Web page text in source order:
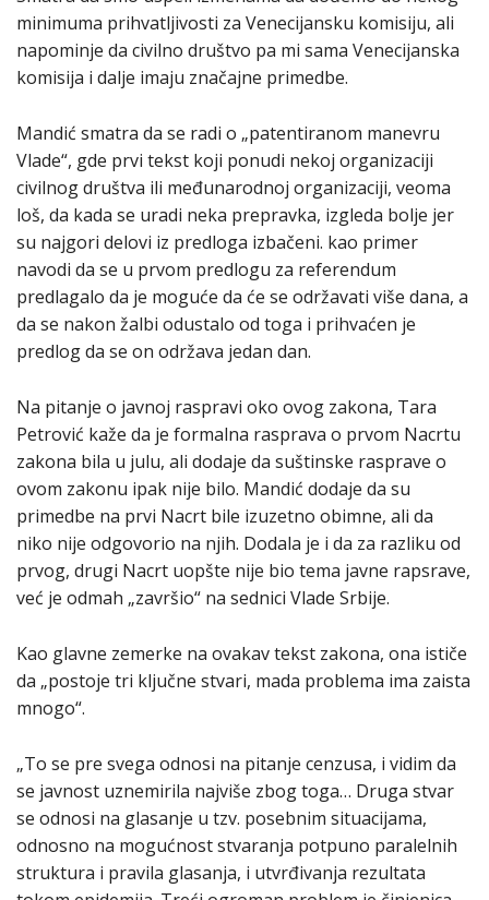
minimuma prihvatljivosti za Venecijansku komisiju, ali
napominje da civilno društvo pa mi sama Venecijanska
komisija i dalje imaju značajne primedbe.
Mandić smatra da se radi o „patentiranom manevru
Vlade“, gde prvi tekst koji ponudi nekoj organizaciji
civilnog društva ili međunarodnoj organizaciji, veoma
loš, da kada se uradi neka prepravka, izgleda bolje jer
su najgori delovi iz predloga izbačeni. kao primer
navodi da se u prvom predlogu za referendum
predlagalo da je moguće da će se održavati više dana, a
da se nakon žalbi odustalo od toga i prihvaćen je
predlog da se on održava jedan dan.
Na pitanje o javnoj raspravi oko ovog zakona, Tara
Petrović kaže da je formalna rasprava o prvom Nacrtu
zakona bila u julu, ali dodaje da suštinske rasprave o
ovom zakonu ipak nije bilo. Mandić dodaje da su
primedbe na prvi Nacrt bile izuzetno obimne, ali da
niko nije odgovorio na njih. Dodala je i da za razliku od
prvog, drugi Nacrt uopšte nije bio tema javne rapsrave,
već je odmah „završio“ na sednici Vlade Srbije.
Kao glavne zemerke na ovakav tekst zakona, ona ističe
da „postoje tri ključne stvari, mada problema ima zaista
mnogo“.
„To se pre svega odnosi na pitanje cenzusa, i vidim da
se javnost uznemirila najviše zbog toga… Druga stvar
se odnosi na glasanje u tzv. posebnim situacijama,
odnosno na mogućnost stvaranja potpuno paralelnih
struktura i pravila glasanja, i utvrđivanja rezultata